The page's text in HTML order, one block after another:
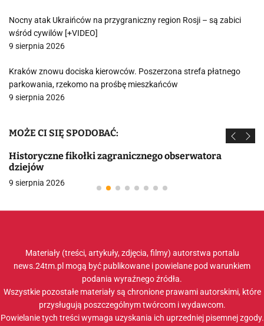
Nocny atak Ukraińców na przygraniczny region Rosji – są zabici
wśród cywilów [+VIDEO]
9 sierpnia 2026
Kraków znowu dociska kierowców. Poszerzona strefa płatnego
parkowania, rzekomo na prośbę mieszkańców
9 sierpnia 2026
MOŻE CI SIĘ SPODOBAĆ:
Historyczne fikołki zagranicznego obserwatora
dziejów
9 sierpnia 2026
Materiały (treści, artykuły, zdjęcia, filmy) autorstwa portalu
news.24tm.pl mogą być publikowane i powielane pod warunkiem
podania wyraźnego źródła.
Wszystkie pozostałe materiały są chronione prawami autorskimi, które
przysługują poszczególnym twórcom i wydawcom.
Powielanie tych treści wymaga uzyskania ich uprzedniej pisemnej zgody.